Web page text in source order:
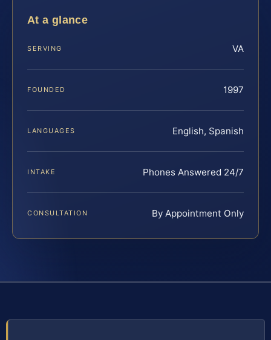
At a glance
SERVING VA
FOUNDED 1997
LANGUAGES English, Spanish
INTAKE Phones Answered 24/7
CONSULTATION By Appointment Only